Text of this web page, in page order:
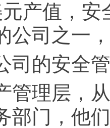
元产值，
公司之一
司的安全
管理层，
部门，他